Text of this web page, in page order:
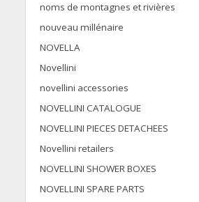
noms de montagnes et rivières
nouveau millénaire
NOVELLA
Novellini
novellini accessories
NOVELLINI CATALOGUE
NOVELLINI PIECES DETACHEES
Novellini retailers
NOVELLINI SHOWER BOXES
NOVELLINI SPARE PARTS